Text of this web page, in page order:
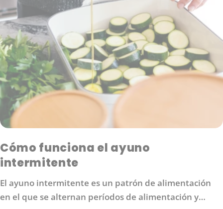
Cómo funciona el ayuno
intermitente
El ayuno intermitente es un patrón de alimentación
en el que se alternan períodos de alimentación y